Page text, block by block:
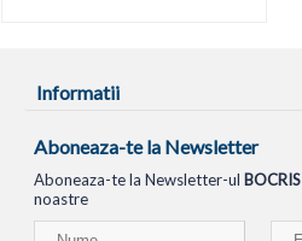
Informatii
Aboneaza-te la Newsletter
Aboneaza-te la Newsletter-ul BOCRIS
noastre